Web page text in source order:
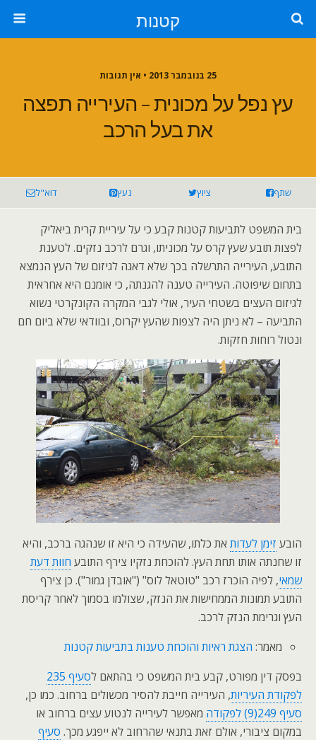
קטנות
25 בנובמבר 2013 • אין תגובות
עץ נפל על מכונית – העירייה תפצה
את בעל הרכב
שתף ציוץ נעץ דוא"ל
בית המשפט לתביעות קטנות קבע כי על עיריית קרית ביאליק
לפצות תובע שעץ קרס על מכוניתו, וגרם לרכב נזקים. לטענת
התובע, העירייה התרשלה בכך שלא דאגה לגיזום של העץ הנמצא
בתחום שיפוטה. העירייה טענה להגנתה, כי אומנם היא אחראית
לגיזום העצים בשטחי העיר, אולי לגבי המקרה הקונקרטי נשוא
התביעה – לא ניתן היה לצפות שהעץ יקרוס, ובוודאי שלא ביום חם
ונטול רוחות חזקות.
הובע זימן לעדות את כלתו, שהעידה כי היא זו שנהגה ברכב, והיא
זו שחנתה אותו תחת העץ. להוכחת נזקיו צירף התובע חוות דעת
שמאי, לפיה הוכרז רכב "טוטאל לוס" ("אובדן גמור"). כן צירף
התובע תמונות הממחישות את הנזק, שצולמו בסמוך לאחר קריסת
העץ וגרימת הנזק לרכב.
מאמר: הצגת ראיות והוכחת טענות בתביעות קטנות
בפסק דין מפורט, קבע בית המשפט כי בהתאם ל
סעיף 235
לפקודת העיריות, העירייה חייבת להסיר מכשולים ברחוב. כמו כן,
סעיף 249(9) לפקודה
מאפשר לעירייה לנטוע עצים ברחוב או
במקום ציבורי, אולם זאת בתנאי שהרחוב לא ייפגע מכך. סעיף